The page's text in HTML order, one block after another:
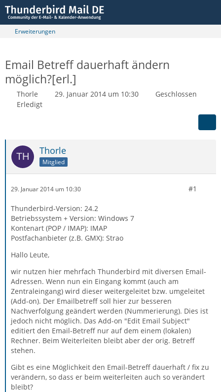
Erweiterungen
Email Betreff dauerhaft ändern
möglich?[erl.]
Thorle 29. Januar 2014 um 10:30
Geschlossen
Erledigt
Thorle
Mitglied
29. Januar 2014 um 10:30 #1
Thunderbird-Version: 24.2
Betriebssystem + Version: Windows 7
Kontenart (POP / IMAP): IMAP
Postfachanbieter (z.B. GMX): Strao
Hallo Leute,
wir nutzen hier mehrfach Thunderbird mit diversen Email-
Adressen. Wenn nun ein Eingang kommt (auch am
Zentraleingang) wird dieser weitergeleitet bzw. umgeleitet
(Add-on). Der Emailbetreff soll hier zur besseren
Nachverfolgung geändert werden (Nummerierung). Dies ist
jedoch nicht möglich. Das Add-on "Edit Email Subject"
editiert den Email-Betreff nur auf dem einem (lokalen)
Rechner. Beim Weiterleiten bleibt aber der orig. Betreff
stehen.
Gibt es eine Möglichkeit den Email-Betreff dauerhaft / fix zu
verändern, so dass er beim weiterleiten auch so verändert
bleibt?